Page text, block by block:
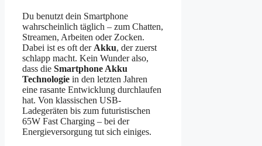
Du benutzt dein Smartphone
wahrscheinlich täglich – zum Chatten,
Streamen, Arbeiten oder Zocken.
Dabei ist es oft der Akku, der zuerst
schlapp macht. Kein Wunder also,
dass die Smartphone Akku
Technologie in den letzten Jahren
eine rasante Entwicklung durchlaufen
hat. Von klassischen USB-
Ladegeräten bis zum futuristischen
65W Fast Charging – bei der
Energieversorgung tut sich einiges.